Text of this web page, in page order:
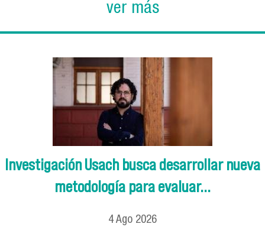
ver más
Investigación Usach busca desarrollar nueva
metodología para evaluar...
4Ago 2026